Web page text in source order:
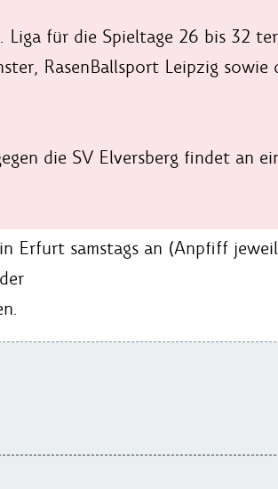
Liga für die Spieltage 26 bis 32
RasenBallsport Leipzig sowie
die SV Elversberg findet an
Erfurt samstags an (Anpfiff